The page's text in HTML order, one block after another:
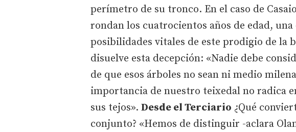
perímetro de su tronco. En el caso de
rondan los cuatrocientos años de edad,
posibilidades vitales de este prodigio de la
disuelve esta decepción: «Nadie debe
de que esos árboles no sean ni medio
importancia de nuestro teixedal no radica
sus tejos». Desde el Terciario ¿Qué
conjunto? «Hemos de distinguir -aclara